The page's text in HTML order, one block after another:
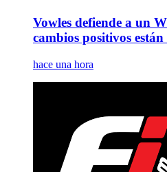
Vowles defiende a un
cambios positivos
hace una hora